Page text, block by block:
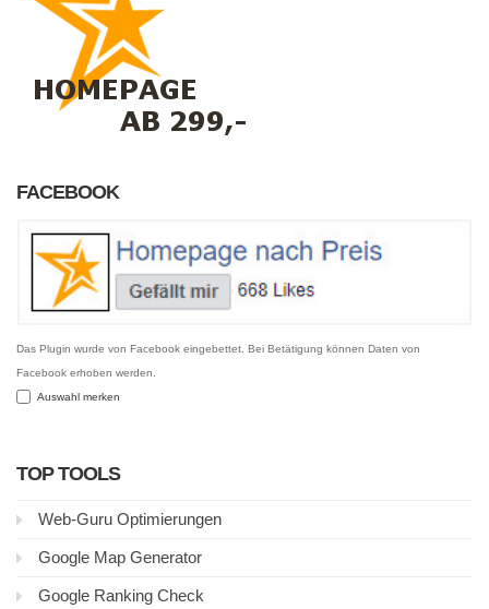
FACEBOOK
Das Plugin wurde von Facebook eingebettet. Bei Betätigung können Daten von
Facebook erhoben werden.
Auswahl merken
TOP TOOLS
Web-Guru Optimierungen
Google Map Generator
Google Ranking Check